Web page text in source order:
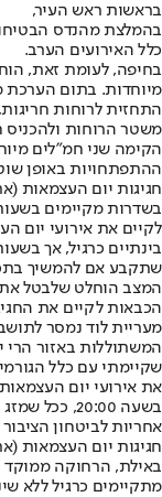
בראשות ראש העיר,
בהמלצת מהנדס
כלל האירועים הערב.
בחיפה, לעומת זאת,
מיוחדות. בתום הערכת
התחזית לרוחות
משטר הרוחות ולהכניס
הקימה שני חמ"לים
ההתפתחויות באופן
חגיגות יום העצמאות
בשדרות מקיימים
לקיים את אירועי יום
בינתיים כרגיל, אך
שתקבע אם להמשיך
המצב הוחלט שלבטל את
הכבאות לקיים את
מעריית לוד נמסר
המשתוללות באזור
שקיימתי עם כלל
בשעה 20:00,
אחריות לביטחון
חגיגות יום העצמאות
באילת, הרחוקה ממוקד
מתקיימים כרגיל ללא